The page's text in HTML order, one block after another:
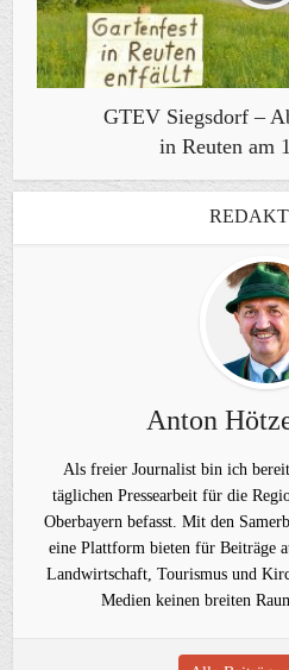
GTEV Siegsdorf –
in Reuten am
Anton
Als freier Journalist bin ich
täglichen Pressearbeit für die
Oberbayern befasst. Mit den
eine Plattform bieten für Beiträge
Landwirtschaft, Tourismus und
Medien keinen breiten